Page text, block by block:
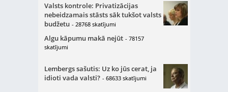
Valsts kontrole: Privatizācijas
nebeidzamais stāsts sāk tukšot valsts
budžetu - 28768 skatījumi
Algu kāpumu makā nejūt - 78157
skatījumi
Lembergs sašutis: Uz ko jūs cerat, ja
idioti vada valsti? - 68633 skatījumi